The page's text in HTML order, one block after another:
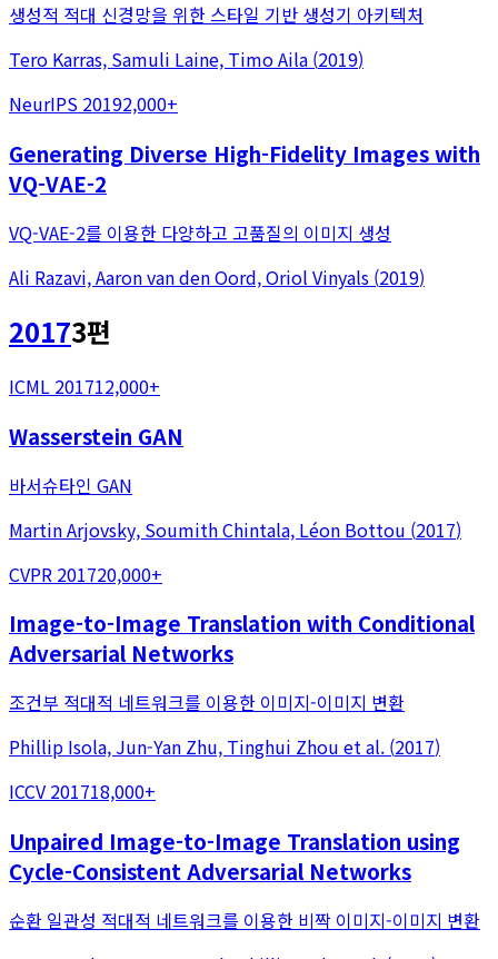
생성적 적대 신경망을 위한 스타일 기반 생성기 아키텍처
Tero Karras, Samuli Laine, Timo Aila (2019)
NeurIPS 20192,000+
Generating Diverse High-Fidelity Images with
VQ-VAE-2
VQ-VAE-2를 이용한 다양하고 고품질의 이미지 생성
Ali Razavi, Aaron van den Oord, Oriol Vinyals (2019)
20173편
ICML 201712,000+
Wasserstein GAN
바서슈타인 GAN
Martin Arjovsky, Soumith Chintala, Léon Bottou (2017)
CVPR 201720,000+
Image-to-Image Translation with Conditional
Adversarial Networks
조건부 적대적 네트워크를 이용한 이미지-이미지 변환
Phillip Isola, Jun-Yan Zhu, Tinghui Zhou et al. (2017)
ICCV 201718,000+
Unpaired Image-to-Image Translation using
Cycle-Consistent Adversarial Networks
순환 일관성 적대적 네트워크를 이용한 비짝 이미지-이미지 변환